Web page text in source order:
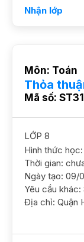
Nhận lớp
Môn: Toán
Thỏa
Mã số:
LỚP 8
Hình thức
Thời gian:
Ngày tạo: 09/
Địa chỉ: